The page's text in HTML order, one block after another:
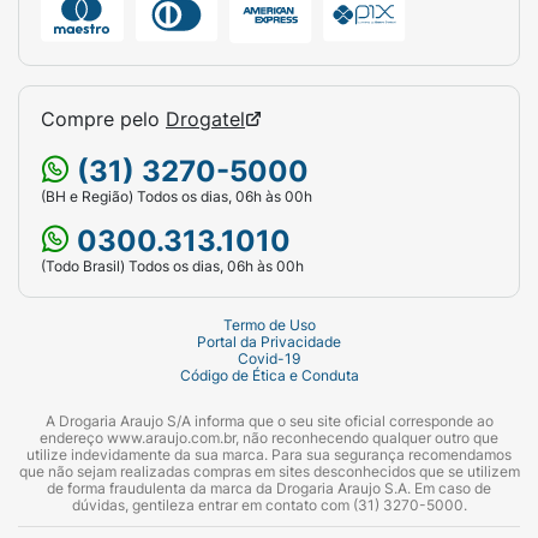
Precauções
Mantenha fora do alcance de crianças. Deve
ser aplicado por adulto ou sob sua
supervisão. Evitar contato com os olhos.
Caso o produto entre em contato com os
olhos, lavar com água corrente em
abundância e procurar um médico. Não usar
se o couro cabeludo estiver ferido ou irritado.
Em caso de irritação, suspender o uso e
procurar um médico. Conservar em local
fresco e ao abrigo da luz solar direta. Este
produto foi formulado de maneira a minimizar
possível surgimento de alergia.
Compre pelo Drogatel
(31) 3270-5000
(BH e Região) Todos os dias, 06h às 00h
0300.313.1010
(Todo Brasil) Todos os dias, 06h às 00h
Termo de Uso
Portal da Privacidade
Covid-19
Código de Ética e Conduta
A Drogaria Araujo S/A informa que o seu site oficial corresponde ao
endereço www.araujo.com.br, não reconhecendo qualquer outro que
utilize indevidamente da sua marca. Para sua segurança recomendamos
que não sejam realizadas compras em sites desconhecidos que se utilizem
de forma fraudulenta da marca da Drogaria Araujo S.A. Em caso de
dúvidas, gentileza entrar em contato com (31) 3270-5000.